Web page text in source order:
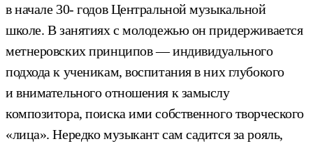
в начале 30- годов Центральной музыкальной
школе. В занятиях с молодежью он придерживается
метнеровских принципов — индивидуального
подхода к ученикам, воспитания в них глубокого
и внимательного отношения к замыслу
композитора, поиска ими собственного творческого
«лица». Нередко музыкант сам садится за рояль,